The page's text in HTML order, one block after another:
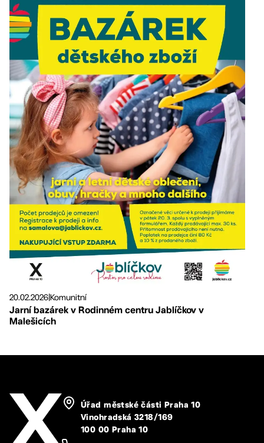
20.02.2026Komunitní
Jarní bazárek v Rodinném centru Jablíčkov v
Malešicích
Úřad městské části Praha 10
Vinohradská 3218/169
100 00 Praha 10